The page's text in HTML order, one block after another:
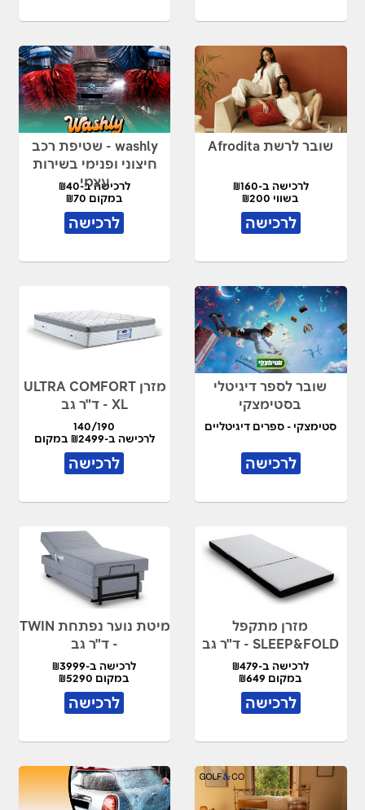
שובר לרשת Afrodita
לרכישה ב-₪160
בשווי ₪200
לרכישה
washly - שטיפת רכב
חיצוני ופנימי בשירות
עצמי
לרכישה ב-₪40
במקום ₪70
לרכישה
שובר לספר דיגיטלי
בסטימצקי
סטימצקי - ספרים דיגיטליים
לרכישה
מזרן ULTRA COMFORT
XL - ד"ר גב
140/190
לרכישה ב-₪2499 במקום
₪4990
לרכישה
מזרן מתקפל
SLEEP&FOLD - ד"ר גב
לרכישה ב-₪479
במקום ₪649
לרכישה
מיטת נוער נפתחת TWIN
- ד"ר גב
לרכישה ב-₪3999
במקום ₪5290
לרכישה